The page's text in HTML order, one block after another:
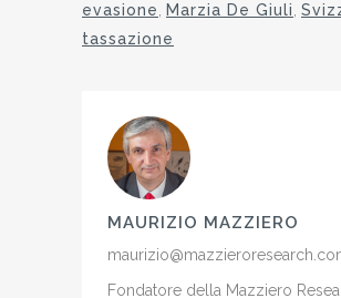
evasione, Marzia De Giuli,
tassazione
MAURIZIO MAZZIERO
Fondatore della Mazziero